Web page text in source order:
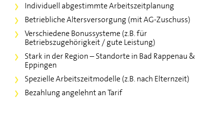
Individuell abgestimmte Arbeitszeitplanung
Betriebliche Altersversorgung (mit AG-Zuschuss)
Verschiedene Bonussysteme (z.B. für
Betriebszugehörigkeit / gute Leistung)
Stark in der Region – Standorte in Bad Rappenau &
Eppingen
Spezielle Arbeitszeitmodelle (z.B. nach Elternzeit)
Bezahlung angelehnt an Tarif